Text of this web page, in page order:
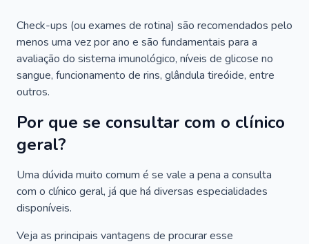
Check-ups (ou exames de rotina) são recomendados pelo
menos uma vez por ano e são fundamentais para a
avaliação do sistema imunológico, níveis de glicose no
sangue, funcionamento de rins, glândula tireóide, entre
outros.
Por que se consultar com o clínico
geral?
Uma dúvida muito comum é se vale a pena a consulta
com o clínico geral, já que há diversas especialidades
disponíveis.
Veja as principais vantagens de procurar esse